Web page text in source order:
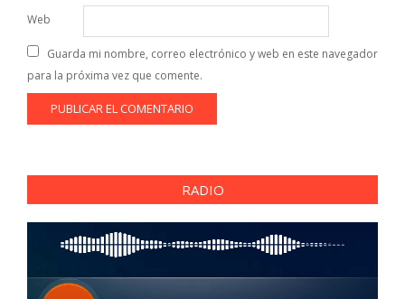
Web
Guarda mi nombre, correo electrónico y web en este navegador
para la próxima vez que comente.
RADIO